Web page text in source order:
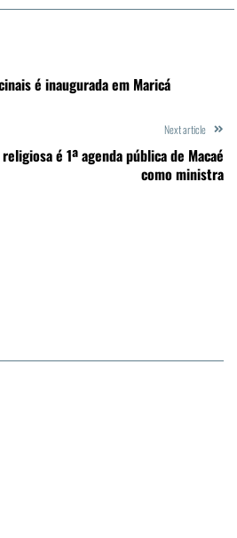
é inaugurada em Maricá
Next article
é 1ª agenda pública de Macaé
como ministra